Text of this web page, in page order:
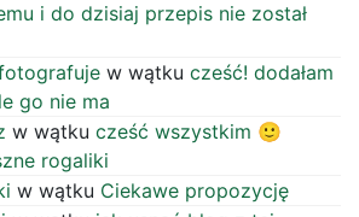
i do dzisiaj przepis nie został
w wątku cześć! dodałam
go nie ma
w wątku cześć wszystkim 🙂
rogaliki
w wątku Ciekawe propozycję